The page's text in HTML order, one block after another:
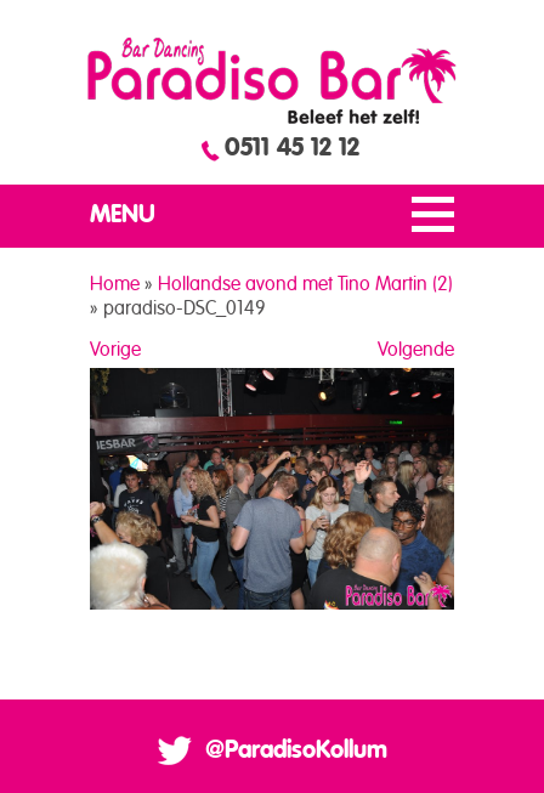
0511 45 12 12
MENU
Home » Hollandse avond met Tino Martin (2)
» paradiso-DSC_0149
Volgende
Vorige
@ParadisoKollum